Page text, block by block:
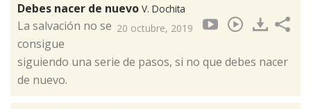
Debes nacer de nuevo V. Dochita
20 octubre, 2019
La salvación no se
consigue
siguiendo una serie de pasos, si no que debes nacer
de nuevo.